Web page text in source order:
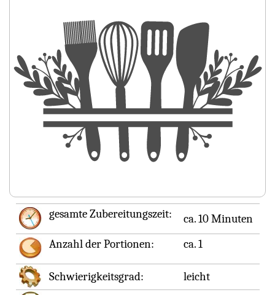
gesamte Zubereitungszeit:
ca. 10 Minuten
Anzahl der Portionen:
ca. 1
Schwierigkeitsgrad:
leicht